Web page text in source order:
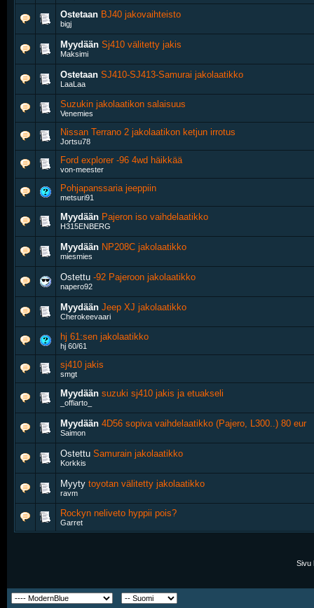
Ostetaan BJ40 jakovaihteisto
bigj
Myydään Sj410 välitetty jakis
Maksimi
Ostetaan SJ410-SJ413-Samurai jakolaatikko
LaaLaa
Suzukin jakolaatikon salaisuus
Venemies
Nissan Terrano 2 jakolaatikon ketjun irrotus
Jortsu78
Ford explorer -96 4wd häikkää
von-meester
Pohjapanssaria jeeppiin
metsuri91
Myydään Pajeron iso vaihdelaatikko
H315ENBERG
Myydään NP208C jakolaatikko
miesmies
Ostettu -92 Pajeroon jakolaatikko
napero92
Myydään Jeep XJ jakolaatikko
Cherokeevaari
hj 61:sen jakolaatikko
hj 60/61
sj410 jakis
smgt
Myydään suzuki sj410 jakis ja etuakseli
_offiarto_
Myydään 4D56 sopiva vaihdelaatikko (Pajero, L300..) 80 eur
Saimon
Ostettu Samurain jakolaatikko
Korkkis
Myyty toyotan välitetty jakolaatikko
ravm
Rockyn neliveto hyppii pois?
Garret
Sivu